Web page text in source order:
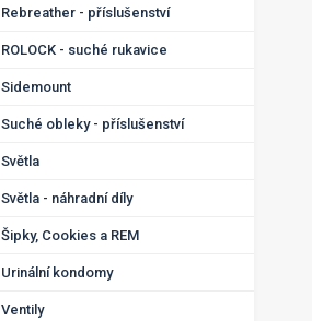
Rebreather - příslušenství
ROLOCK - suché rukavice
Sidemount
Suché obleky - příslušenství
Světla
Světla - náhradní díly
Šipky, Cookies a REM
Urinální kondomy
Ventily